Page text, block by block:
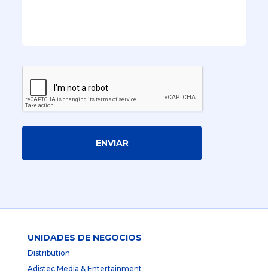
ENVIAR
UNIDADES DE NEGOCIOS
Distribution
Adistec Media & Entertainment